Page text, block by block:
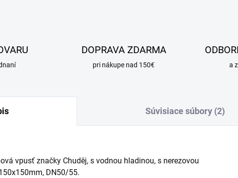
DOPRAVA ZDARMA
pri nákupe nad 150€ a
Súvisiace súbory (2)
vpusť značky Chuděj, s vodnou hladinou, s nerezovou
DN50/55.